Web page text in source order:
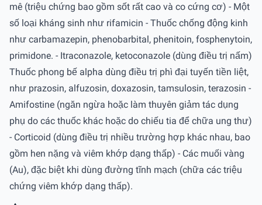
mê (triệu chứng bao gồm sốt rất cao và co cứng cơ) - Một
số loại kháng sinh như rifamicin - Thuốc chống động kinh
như carbamazepin, phenobarbital, phenitoin, fosphenytoin,
primidone. - Itraconazole, ketoconazole (dùng điều trị nấm)
Thuốc phong bế alpha dùng điều trị phì đại tuyến tiền liệt,
như prazosin, alfuzosin, doxazosin, tamsulosin, terazosin -
Amifostine (ngăn ngừa hoặc làm thuyên giảm tác dụng
phụ do các thuốc khác hoặc do chiếu tia để chữa ung thư)
- Corticoid (dùng điều trị nhiều trường hợp khác nhau, bao
gồm hen nặng và viêm khớp dạng thấp) - Các muối vàng
(Au), đặc biệt khi dùng đường tĩnh mạch (chữa các triệu
chứng viêm khớp dạng thấp).